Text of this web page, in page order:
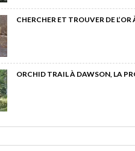
CHERCHER ET TROUVER DE
ORCHID TRAIL À DAWSON, LA